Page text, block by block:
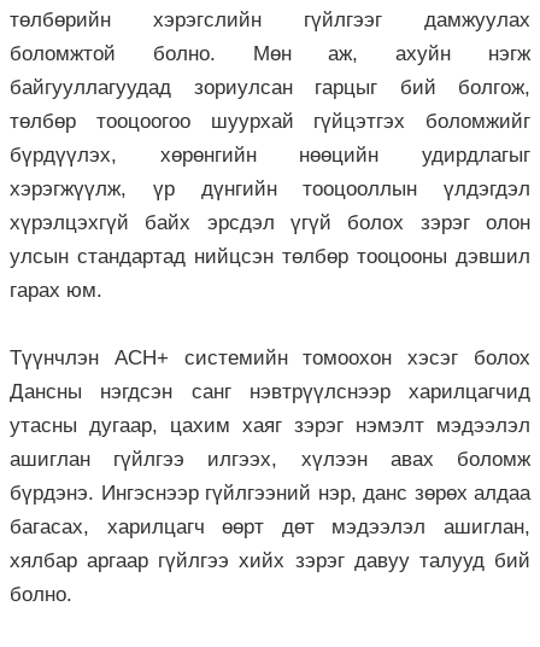
төлбөрийн хэрэгслийн гүйлгээг дамжуулах
боломжтой болно. Мөн аж, ахуйн нэгж
байгууллагуудад зориулсан гарцыг бий болгож,
төлбөр тооцоогоо шуурхай гүйцэтгэх боломжийг
бүрдүүлэх, хөрөнгийн нөөцийн удирдлагыг
хэрэгжүүлж, үр дүнгийн тооцооллын үлдэгдэл
хүрэлцэхгүй байх эрсдэл үгүй болох зэрэг олон
улсын стандартад нийцсэн төлбөр тооцооны дэвшил
гарах юм.
Түүнчлэн АСН+ системийн томоохон хэсэг болох
Дансны нэгдсэн санг нэвтрүүлснээр харилцагчид
утасны дугаар, цахим хаяг зэрэг нэмэлт мэдээлэл
ашиглан гүйлгээ илгээх, хүлээн авах боломж
бүрдэнэ. Ингэснээр гүйлгээний нэр, данс зөрөх алдаа
багасах, харилцагч өөрт дөт мэдээлэл ашиглан,
хялбар аргаар гүйлгээ хийх зэрэг давуу талууд бий
болно.